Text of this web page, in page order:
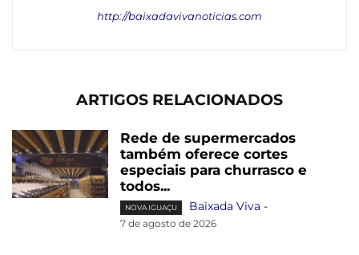
http://baixadavivanoticias.com
ARTIGOS RELACIONADOS
Rede de supermercados
também oferece cortes
especiais para churrasco e
todos...
NOVA IGUAÇU Baixada Viva -
7 de agosto de 2026